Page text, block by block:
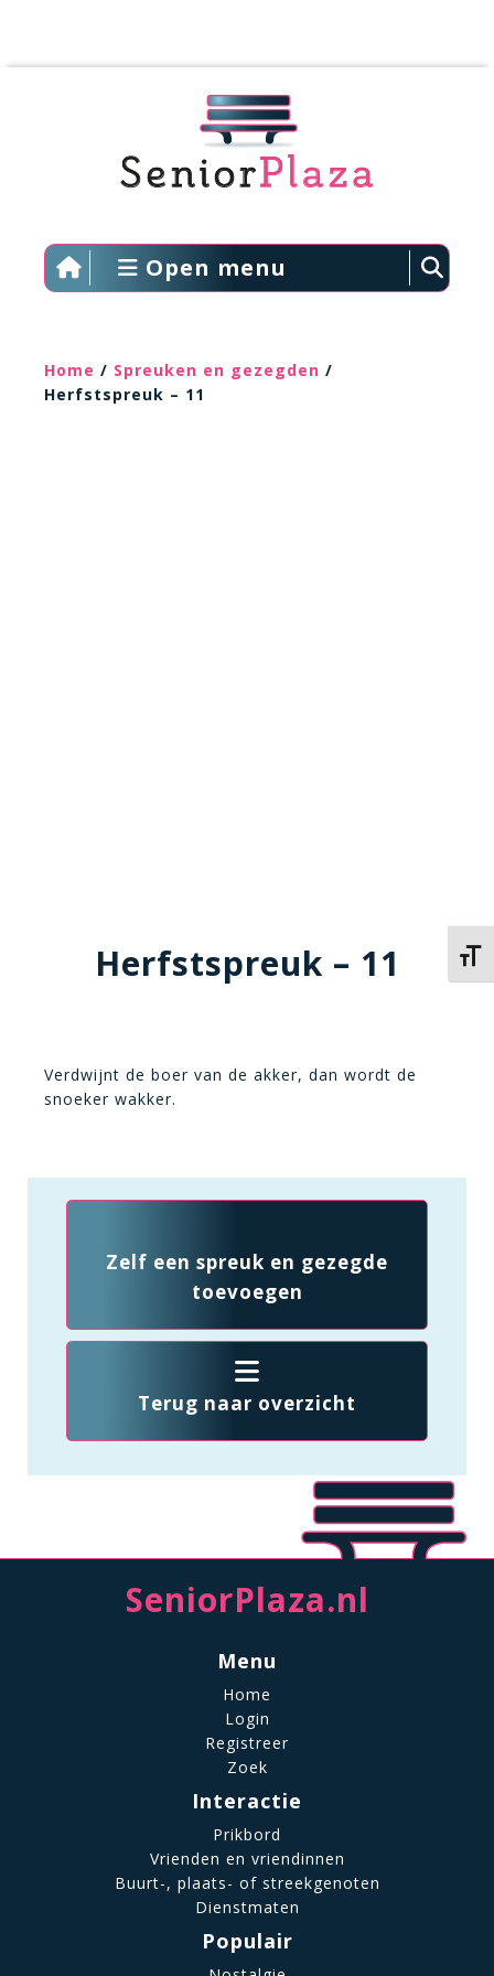
Open menu
Home / Spreuken en gezegden /
Herfstspreuk – 11
Herfstspreuk – 11
Verdwijnt de boer van de akker, dan wordt de
snoeker wakker.
Zelf een spreuk en gezegde
toevoegen
Terug naar overzicht
SeniorPlaza.nl
Menu
Home
Login
Registreer
Zoek
Interactie
Prikbord
Vrienden en vriendinnen
Buurt-, plaats- of streekgenoten
Dienstmaten
Populair